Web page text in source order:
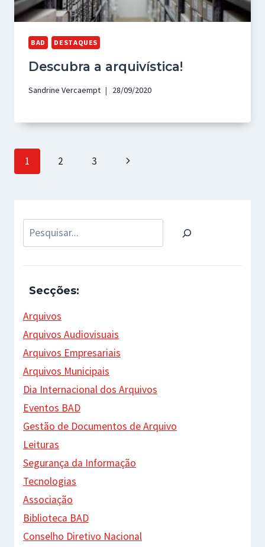
BAD DESTAQUES
Descubra a arquivística!
Sandrine Vercaempt 28/09/2020
Page
1 2 3
Next
Pesquisar
Secções:
Arquivos
Arquivos Audiovisuais
Arquivos Empresariais
Arquivos Municipais
Dia Internacional dos Arquivos
Eventos BAD
Gestão de Documentos de Arquivo
Leituras
Segurança da Informação
Tecnologias
Associação
Biblioteca BAD
Conselho Diretivo Nacional